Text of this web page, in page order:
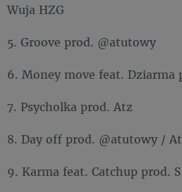
Wuja HZG
5. Groove prod. @atutowy
6. Money move feat.
7. Psycholka prod. Atz
8. Day off prod. @atutowy /
9. Karma feat. Catchup prod.